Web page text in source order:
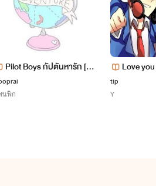
Pilot Boys กัปตันหารัก [C
hanbaek]
นฟิก
tip
Y